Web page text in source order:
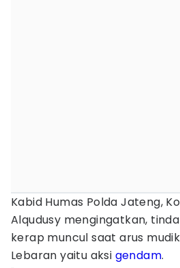
Kabid Humas Polda Jateng,
Alqudusy mengingatkan,
kerap muncul saat arus
Lebaran yaitu aksi gendam.